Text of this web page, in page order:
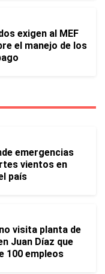
exigen al MEF
el manejo de los
emergencias
vientos en
país
visita planta de
Juan Díaz que
100 empleos